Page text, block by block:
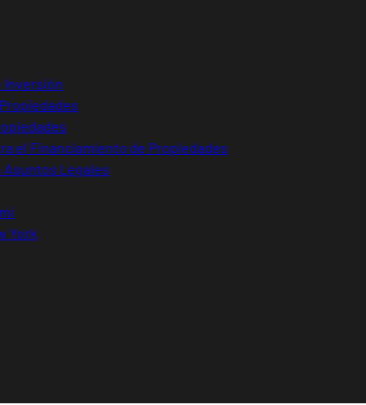
Inversión
el Financiamiento de Propiedades
Asuntos Legales
York